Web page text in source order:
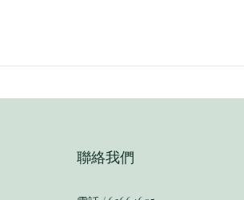
聯絡我們